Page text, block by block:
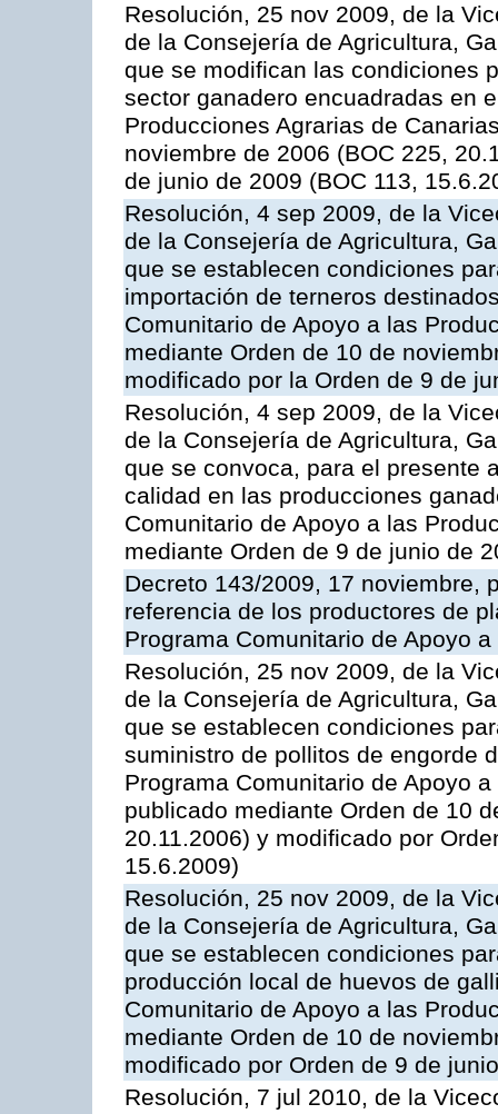
Resolución, 25 nov 2009, de la
de la Consejería de Agricultura,
que se modifican las condiciones
sector ganadero encuadradas en
Producciones Agrarias de
noviembre de 2006 (BOC 225,
de junio de 2009 (BOC 113,
Resolución, 4 sep 2009, de la
de la Consejería de Agricultura,
que se establecen condiciones
importación de terneros
Comunitario de Apoyo a las
mediante Orden de 10 de
modificado por la Orden de 9 de
Resolución, 4 sep 2009, de la
de la Consejería de Agricultura,
que se convoca, para el presente
calidad en las producciones
Comunitario de Apoyo a las
mediante Orden de 9 de junio de
Decreto 143/2009, 17 noviembre,
referencia de los productores de
Programa Comunitario de Apoyo
Resolución, 25 nov 2009, de la
de la Consejería de Agricultura,
que se establecen condiciones
suministro de pollitos de engorde
Programa Comunitario de Apoyo
publicado mediante Orden de 10
20.11.2006) y modificado por
15.6.2009)
Resolución, 25 nov 2009, de la
de la Consejería de Agricultura,
que se establecen condiciones
producción local de huevos de
Comunitario de Apoyo a las
mediante Orden de 10 de
modificado por Orden de 9 de
Resolución, 7 jul 2010, de la